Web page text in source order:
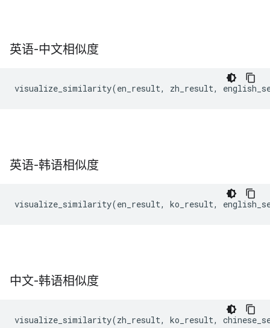
英语-中文相似度
英语-韩语相似度
中文-韩语相似度